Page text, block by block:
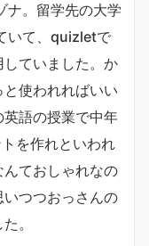
ナ。留学先の大学
いて、quizletで
ていました。か
使われればいい
語の授業で中年
を作れといわれ
ておしゃれなの
つつおっさんの
。